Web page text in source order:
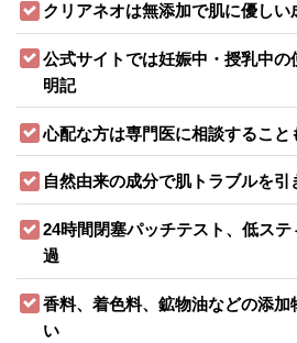
クリアネオは無添加で肌に優しい
公式サイトでは妊娠中・授乳中の
明記
心配な方は専門医に相談すること
自然由来の成分で肌トラブルを引
24時間閉塞パッチテスト、低ス
過
香料、着色料、鉱物油などの添
い